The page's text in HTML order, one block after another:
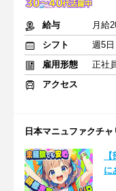
給与
月給
シフト
週5
雇用形態
正社
アクセス
日本マニュファクチ
に